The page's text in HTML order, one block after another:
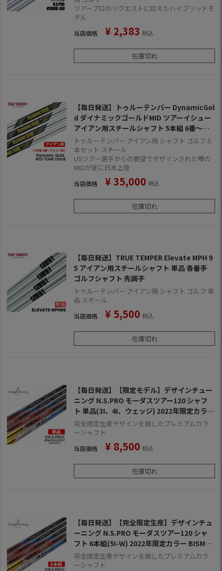
ツアープロのリクエストに応えたハイブリッドモ
デル
当店価格 ¥ 2,383 税込
在庫切れ
【毎日発送】トゥルーテンパー DynamicGol
d ダイナミックゴールドMID ツアーイシュー
アイアン用スチールシャフト 5本組 6番～ウ
ェッジ用 ゴルフシャフト 中元調子 DG MID
トゥルーテンパー アイアン用 シャフト ゴルフ 5
本セット スチール
USツアー選手からの要望でデザインされた噂の
MIDが遂に日本上陸
当店価格 ¥35,000 税込
在庫切れ
【毎日発送】TRUE TEMPER Elevate MPH 9
5 アイアン用スチールシャフト 単品 各番手
ゴルフシャフト 先調子
トゥルーテンパー アイアン用 シャフト ゴルフ 単
品 スチール
当店価格 ¥ 5,500 税込
在庫切れ
【毎日発送】【限定モデル】デザインチュー
ニング N.S.PRO モーダスツアー120 シャフ
ト 単品(3I、4I、ウェッジ) 2022年限定カラー
BISMUTH Black (ビスマス ブラック)
完全限定生産デザインを施したプレミアムカラ
ーシャフト
当店価格 ¥ 8,500 税込
在庫切れ
【毎日発送】【完全限定生産】デザインチュ
ーニング N.S.PRO モーダスツアー120 シャ
フト 6本組(5I-W) 2022年限定カラー BISMU
TH Black (ビスマス ブラック)
完全限定生産デザインを施したプレミアムカラ
ーシャフト